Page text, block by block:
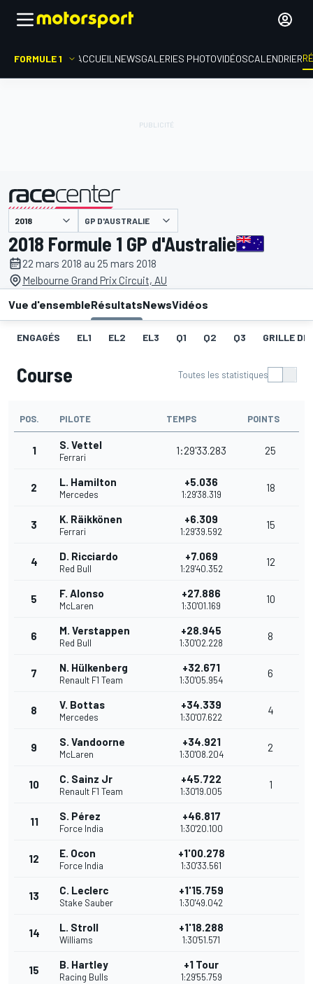
FORMULE 1 ACCUEIL NEWSGALERIES PHOTOVIDÉOSCALENDRIER
présenté par GP D'AUSTRALIE
2018 Formule 1 GP d'Australie
22 mars 2018 au 25 mars 2018
Melbourne Grand Prix Circuit, AU
Vue d'ensembleRésultatsNewsVidéos
ENGAGÉS EL1 EL2 EL3 Q1 Q2 Q3 GRILLE DE
Course Toutes les statistiques
POS. PILOTE TEMPS POINTS
1 S. Vettel
Ferrari
1:29'33.283 25
2 L. Hamilton
Mercedes
+5.036
1:29'38.319
18
3 K. Räikkönen
Ferrari
+6.309
1:29'39.592
15
4 D. Ricciardo
Red Bull
+7.069
1:29'40.352
12
5 F. Alonso
McLaren
+27.886
1:30'01.169
10
6 M. Verstappen
Red Bull
+28.945
1:30'02.228
8
7 N. Hülkenberg
Renault F1 Team
+32.671
1:30'05.954
6
8 V. Bottas
Mercedes
+34.339
1:30'07.622
4
9 S. Vandoorne
McLaren
+34.921
1:30'08.204
2
10 C. Sainz Jr
Renault F1 Team
+45.722
1:30'19.005
1
11 S. Pérez
Force India
+46.817
1:30'20.100
12 E. Ocon
Force India
+1'00.278
1:30'33.561
13 C. Leclerc
Stake Sauber
+1'15.759
1:30'49.042
14 L. Stroll
Williams
+1'18.288
1:30'51.571
15 B. Hartley
Racing Bulls
+1 Tour
1:29'55.759